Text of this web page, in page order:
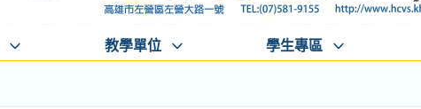
教學單位 學生專區